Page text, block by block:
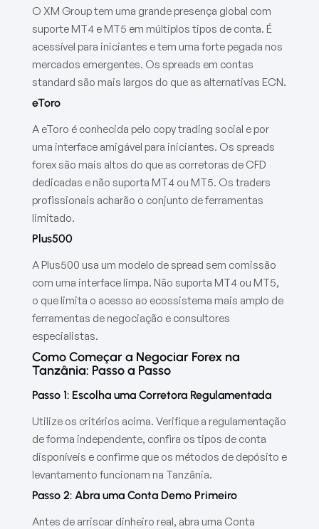
O XM Group tem uma grande presença global com
suporte MT4 e MT5 em múltiplos tipos de conta. É
acessível para iniciantes e tem uma forte pegada nos
mercados emergentes. Os spreads em contas
standard são mais largos do que as alternativas ECN.
eToro
A eToro é conhecida pelo copy trading social e por
uma interface amigável para iniciantes. Os spreads
forex são mais altos do que as corretoras de CFD
dedicadas e não suporta MT4 ou MT5. Os traders
profissionais acharão o conjunto de ferramentas
limitado.
Plus500
A Plus500 usa um modelo de spread sem comissão
com uma interface limpa. Não suporta MT4 ou MT5,
o que limita o acesso ao ecossistema mais amplo de
ferramentas de negociação e consultores
especialistas.
Como Começar a Negociar Forex na
Tanzânia: Passo a Passo
Passo 1: Escolha uma Corretora Regulamentada
Utilize os critérios acima. Verifique a regulamentação
de forma independente, confira os tipos de conta
disponíveis e confirme que os métodos de depósito e
levantamento funcionam na Tanzânia.
Passo 2: Abra uma Conta Demo Primeiro
Antes de arriscar dinheiro real, abra uma Conta